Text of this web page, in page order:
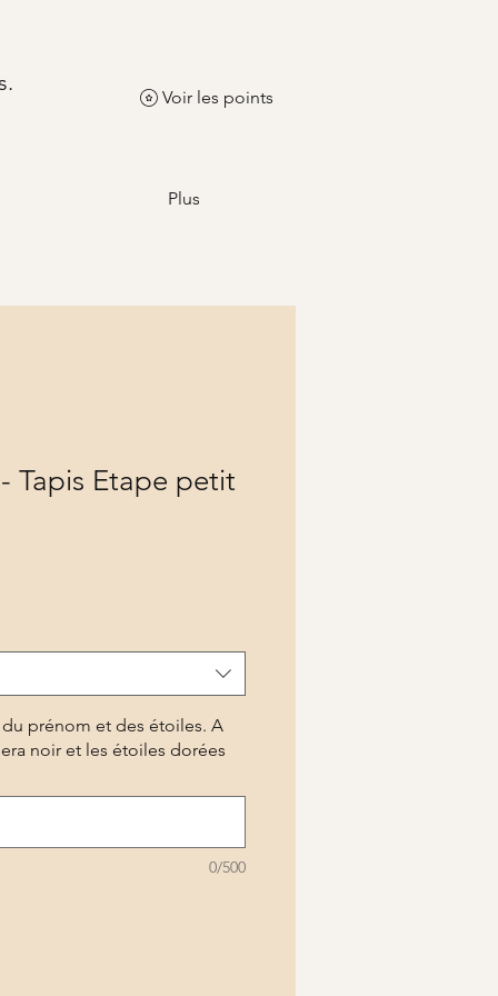
Voir les points
Plus
Tapis Etape petit
du prénom et des étoiles. A
noir et les étoiles dorées
0/500